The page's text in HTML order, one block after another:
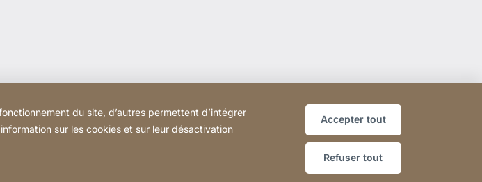
Déclaration d'accessibilité Sitemap
du site, d’autres permettent d’intégrer
sur les cookies et sur leur désactivation
Accepter tout
Refuser tout